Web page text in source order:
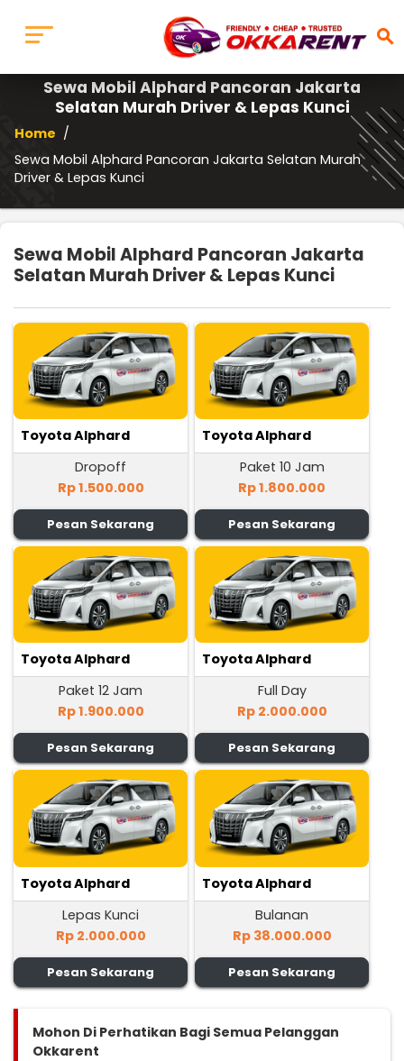
search
Sewa Mobil Alphard Pancoran Jakarta
Selatan Murah Driver & Lepas Kunci
Home /
Sewa Mobil Alphard Pancoran Jakarta Selatan Murah
Driver & Lepas Kunci
Sewa Mobil Alphard Pancoran Jakarta
Selatan Murah Driver & Lepas Kunci
Toyota Alphard
Dropoff
Rp 1.500.000
Pesan Sekarang
Toyota Alphard
Paket 10 Jam
Rp 1.800.000
Pesan Sekarang
Toyota Alphard
Paket 12 Jam
Rp 1.900.000
Pesan Sekarang
Toyota Alphard
Full Day
Rp 2.000.000
Pesan Sekarang
Toyota Alphard
Lepas Kunci
Rp 2.000.000
Pesan Sekarang
Toyota Alphard
Bulanan
Rp 38.000.000
Pesan Sekarang
Mohon Di Perhatikan Bagi Semua Pelanggan
Okkarent